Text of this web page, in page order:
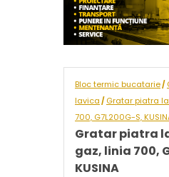
Bloc termic bucatarie/
lavica / Gratar piatra
700, G7L200G-S,
Gratar piatra
gaz, linia 700,
KUSINA